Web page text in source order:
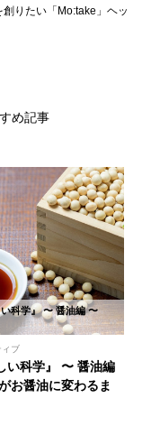
りたい「Mo:take」ヘッ
め記事
科学』 〜 醤油編 〜
ィブ
い科学』 〜 醤油編
お醤油に変わるま